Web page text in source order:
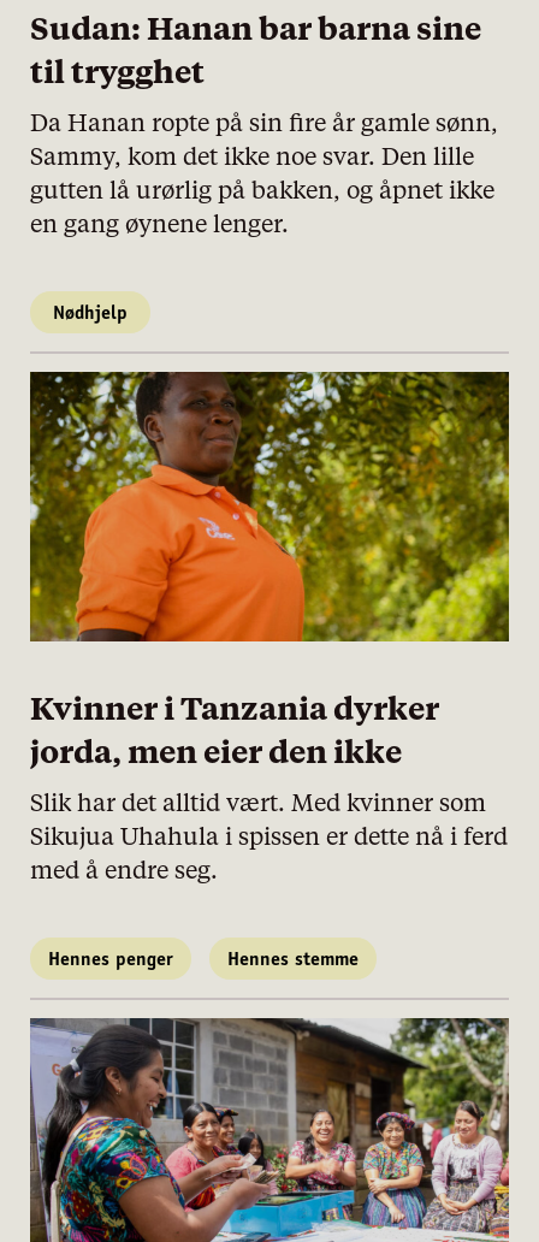
Sudan: Hanan bar barna sine
til trygghet
Da Hanan ropte på sin fire år gamle sønn,
Sammy, kom det ikke noe svar. Den lille
gutten lå urørlig på bakken, og åpnet ikke
en gang øynene lenger.
Nødhjelp
Kvinner i Tanzania dyrker
jorda, men eier den ikke
Slik har det alltid vært. Med kvinner som
Sikujua Uhahula i spissen er dette nå i ferd
med å endre seg.
Hennes penger Hennes stemme